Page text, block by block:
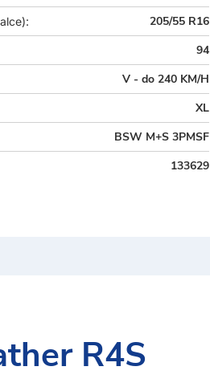
205/55 R16
94
V - do 240 KM/H
XL
BSW M+S 3PMSF
133629
R4S